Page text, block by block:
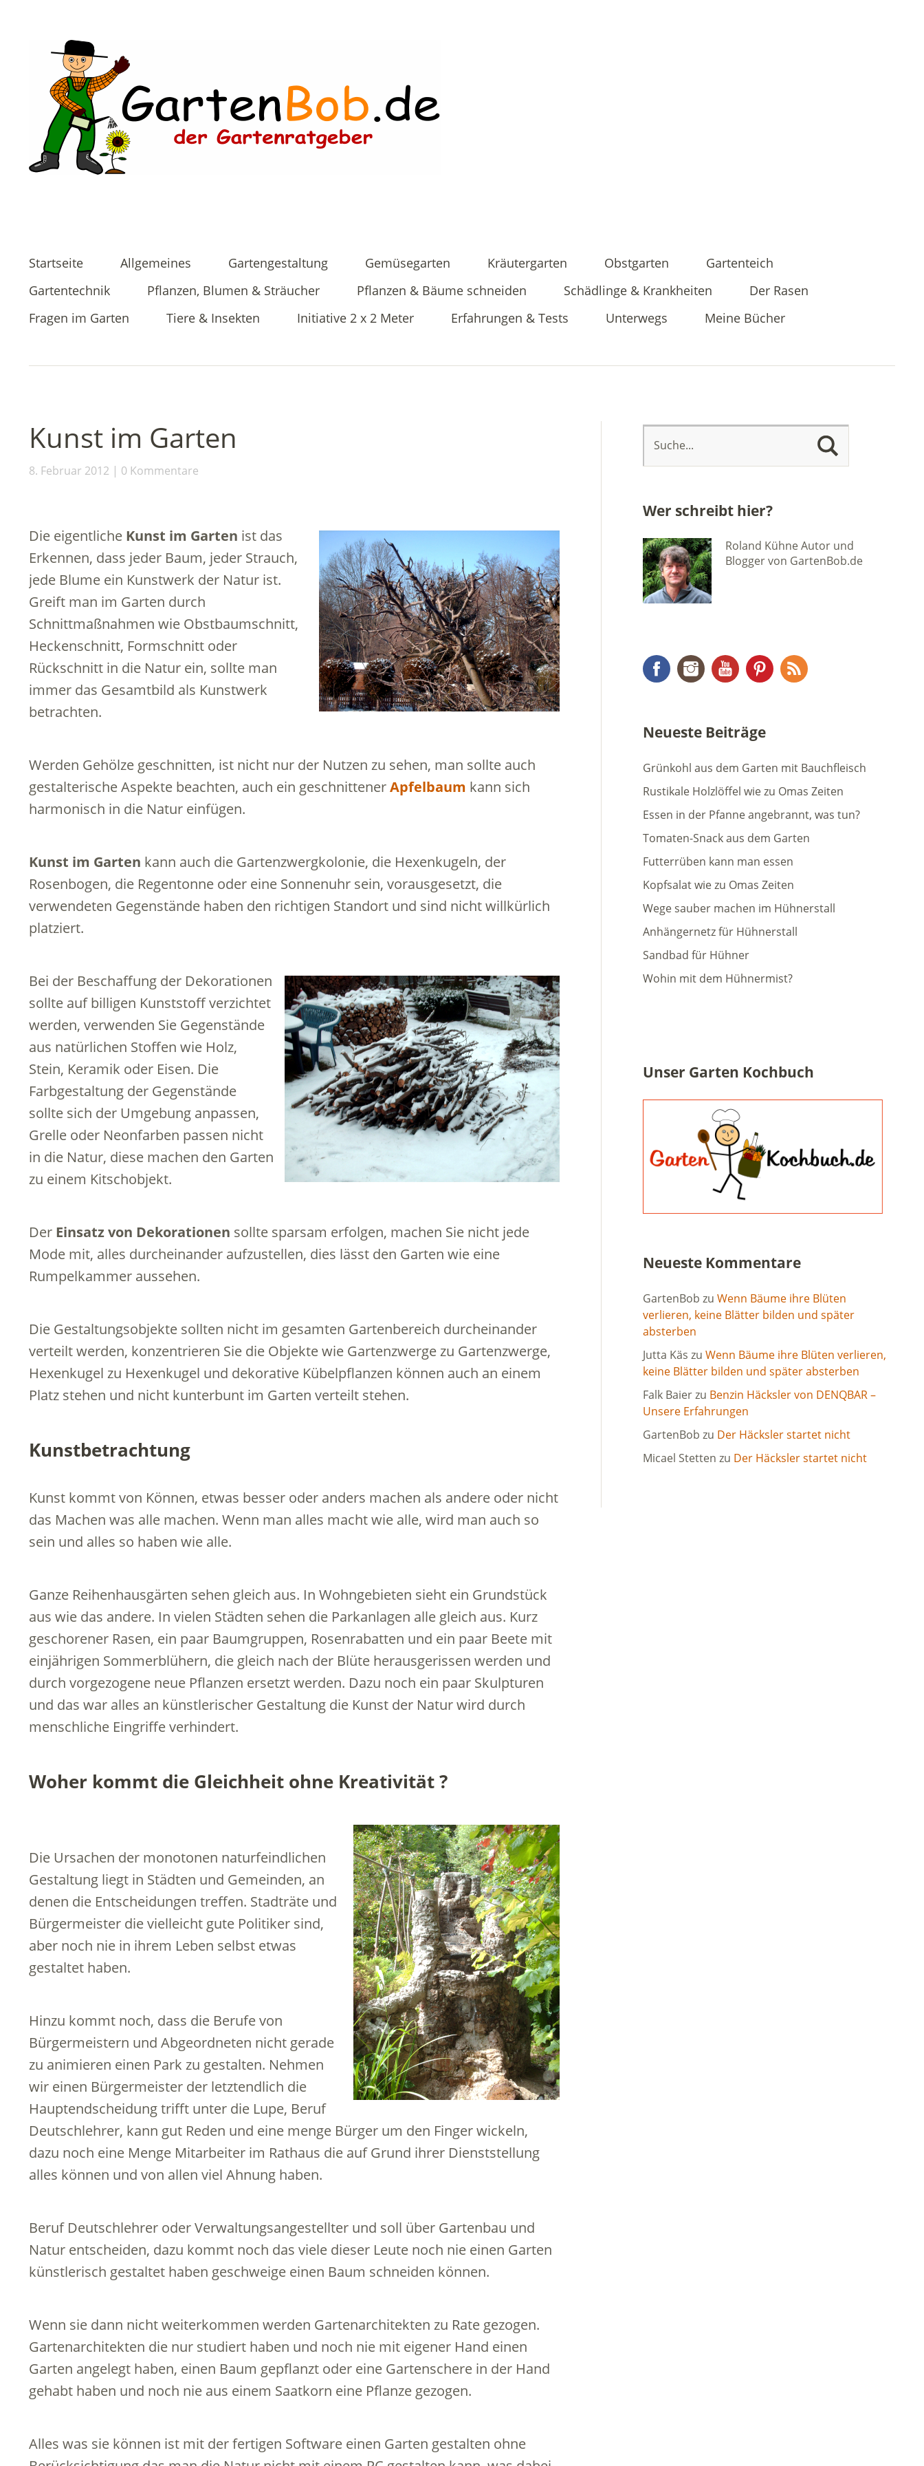
Startseite Allgemeines Gartengestaltung Gemüsegarten Kräutergarten Obstgarten
Gartenteich
Gartentechnik
Pflanzen, Blumen & Sträucher Pflanzen & Bäume schneiden Schädlinge & Krankheiten
Der Rasen
Fragen im Garten
Tiere & Insekten Initiative 2 x 2 Meter Erfahrungen & Tests Unterwegs Meine Bücher
Kunst im Garten
8. Februar 2012 0 Kommentare
Die eigentliche Kunst im Garten ist das
Erkennen, dass jeder Baum, jeder Strauch,
jede Blume ein Kunstwerk der Natur ist.
Greift man im Garten durch
Schnittmaßnahmen wie Obstbaumschnitt,
Heckenschnitt, Formschnitt oder
Rückschnitt in die Natur ein, sollte man
immer das Gesamtbild als Kunstwerk
betrachten.
Werden Gehölze geschnitten, ist nicht nur der Nutzen zu sehen, man sollte auch
gestalterische Aspekte beachten, auch ein geschnittenerApfelbaum kann sich
harmonisch in die Natur einfügen.
Kunst im Garten kann auch die Gartenzwergkolonie, die Hexenkugeln, der
Rosenbogen, die Regentonne oder eine Sonnenuhr sein, vorausgesetzt, die
verwendeten Gegenstände haben den richtigen Standort und sind nicht willkürlich
platziert.
Bei der Beschaffung der Dekorationen
sollte auf billigen Kunststoff verzichtet
werden, verwenden Sie Gegenstände
aus natürlichen Stoffen wie Holz,
Stein, Keramik oder Eisen. Die
Farbgestaltung der Gegenstände
sollte sich der Umgebung anpassen,
Grelle oder Neonfarben passen nicht
in die Natur, diese machen den Garten
zu einem Kitschobjekt.
Der Einsatz von Dekorationen sollte sparsam erfolgen, machen Sie nicht jede
Mode mit, alles durcheinander aufzustellen, dies lässt den Garten wie eine
Rumpelkammer aussehen.
Die Gestaltungsobjekte sollten nicht im gesamten Gartenbereich durcheinander
verteilt werden, konzentrieren Sie die Objekte wie Gartenzwerge zu Gartenzwerge,
Hexenkugel zu Hexenkugel und dekorative Kübelpflanzen können auch an einem
Platz stehen und nicht kunterbunt im Garten verteilt stehen.
Kunstbetrachtung
Kunst kommt von Können, etwas besser oder anders machen als andere oder nicht
das Machen was alle machen. Wenn man alles macht wie alle, wird man auch so
sein und alles so haben wie alle.
Ganze Reihenhausgärten sehen gleich aus. In Wohngebieten sieht ein Grundstück
aus wie das andere. In vielen Städten sehen die Parkanlagen alle gleich aus. Kurz
geschorener Rasen, ein paar Baumgruppen, Rosenrabatten und ein paar Beete mit
einjährigen Sommerblühern, die gleich nach der Blüte herausgerissen werden und
durch vorgezogene neue Pflanzen ersetzt werden. Dazu noch ein paar Skulpturen
und das war alles an künstlerischer Gestaltung die Kunst der Natur wird durch
menschliche Eingriffe verhindert.
Woher kommt die Gleichheit ohne Kreativität ?
Die Ursachen der monotonen naturfeindlichen
Gestaltung liegt in Städten und Gemeinden, an
denen die Entscheidungen treffen. Stadträte und
Bürgermeister die vielleicht gute Politiker sind,
aber noch nie in ihrem Leben selbst etwas
gestaltet haben.
Hinzu kommt noch, dass die Berufe von
Bürgermeistern und Abgeordneten nicht gerade
zu animieren einen Park zu gestalten. Nehmen
wir einen Bürgermeister der letztendlich die
Hauptendscheidung trifft unter die Lupe, Beruf
Deutschlehrer, kann gut Reden und eine menge Bürger um den Finger wickeln,
dazu noch eine Menge Mitarbeiter im Rathaus die auf Grund ihrer Dienststellung
alles können und von allen viel Ahnung haben.
Beruf Deutschlehrer oder Verwaltungsangestellter und soll über Gartenbau und
Natur entscheiden, dazu kommt noch das viele dieser Leute noch nie einen Garten
künstlerisch gestaltet haben geschweige einen Baum schneiden können.
Wenn sie dann nicht weiterkommen werden Gartenarchitekten zu Rate gezogen.
Gartenarchitekten die nur studiert haben und noch nie mit eigener Hand einen
Garten angelegt haben, einen Baum gepflanzt oder eine Gartenschere in der Hand
gehabt haben und noch nie aus einem Saatkorn eine Pflanze gezogen.
Alles was sie können ist mit der fertigen Software einen Garten gestalten ohne
Wer schreibt hier?
Roland Kühne Autor und
Blogger von GartenBob.de
FacebookInstagramYouTubePinterestRSS Feed
Neueste Beiträge
Grünkohl aus dem Garten mit Bauchfleisch
Rustikale Holzlöffel wie zu Omas Zeiten
Essen in der Pfanne angebrannt, was tun?
Tomaten-Snack aus dem Garten
Futterrüben kann man essen
Kopfsalat wie zu Omas Zeiten
Wege sauber machen im Hühnerstall
Anhängernetz für Hühnerstall
Sandbad für Hühner
Wohin mit dem Hühnermist?
Unser Garten Kochbuch
Neueste Kommentare
GartenBob zu Wenn Bäume ihre Blüten
verlieren, keine Blätter bilden und später
absterben
Jutta Käs zu Wenn Bäume ihre Blüten verlieren,
keine Blätter bilden und später absterben
Falk Baierzu Benzin Häcksler von DENQBAR –
Unsere Erfahrungen
GartenBob zu Der Häcksler startet nicht
Micael Stetten zu Der Häcksler startet nicht